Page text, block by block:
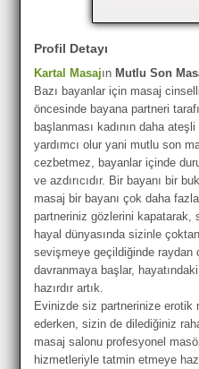
Profil Detayı
Kartal Masajın Mutlu Son
Bazı bayanlar için masaj
öncesinde bayana partneri
başlanması kadının daha
yardımcı olur yani mutlu son
cezbetmez, bayanlar içinde
ve azdırıcıdır. Bir bayanı bir
masaj bir bayanı çok daha
partneriniz gözlerini kapatarak,
hayal dünyasında sizinle
sevişmeye geçildiğinde raydan
davranmaya başlar,
hazırdır artık.
Evinizde siz partnerinize erotik
ederken, sizin de dilediğiniz
masaj salonu profesyonel
hizmetleriyle tatmin etmeye